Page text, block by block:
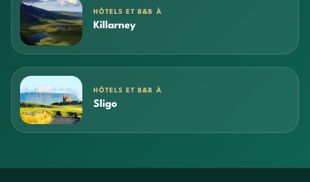
HÔTELS ET B&B À
Killarney
HÔTELS ET B&B À
Sligo